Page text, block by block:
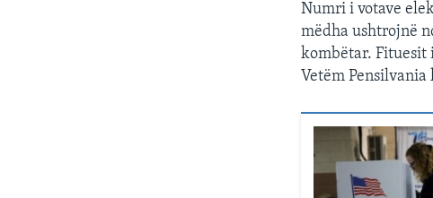
Numri i votave
mëdha ushtrojnë
kombëtar. Fituesit
Vetëm